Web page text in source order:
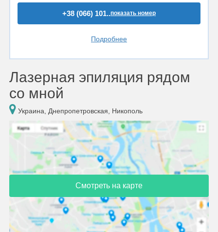
+38 (066) 101..показать номер
Подробнее
Лазерная эпиляция рядом
со мной
Украина, Днепропетровская, Никополь
Смотреть на карте